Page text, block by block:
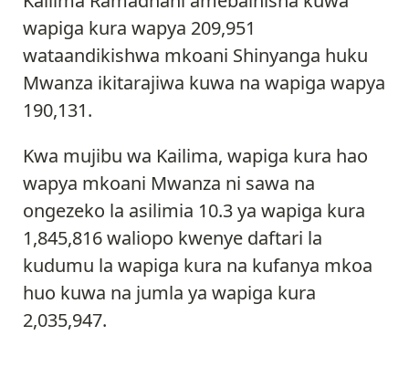
wapiga kura wapya 209,951
wataandikishwa mkoani Shinyanga huku
Mwanza ikitarajiwa kuwa na wapiga wapya
190,131.
Kwa mujibu wa Kailima, wapiga kura hao
wapya mkoani Mwanza ni sawa na
ongezeko la asilimia 10.3 ya wapiga kura
1,845,816 waliopo kwenye daftari la
kudumu la wapiga kura na kufanya mkoa
huo kuwa na jumla ya wapiga kura
2,035,947.